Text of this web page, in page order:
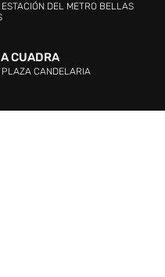
DEL METRO BELLAS
CUADRA
PLAZA CANDELARIA